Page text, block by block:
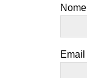
Nome
Email